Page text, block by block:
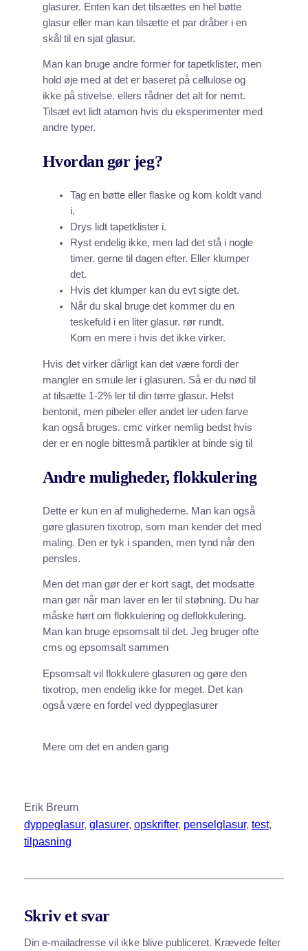
glasurer. Enten kan det tilsættes en hel bøtte
glasur eller man kan tilsætte et par dråber i en
skål til en sjat glasur.
Man kan bruge andre former for tapetklister, men
hold øje med at det er baseret på cellulose og
ikke på stivelse. ellers rådner det alt for nemt.
Tilsæt evt lidt atamon hvis du eksperimenter med
andre typer.
Hvordan gør jeg?
Tag en bøtte eller flaske og kom koldt vand
i.
Drys lidt tapetklister i.
Ryst endelig ikke, men lad det stå i nogle
timer. gerne til dagen efter. Eller klumper
det.
Hvis det klumper kan du evt sigte det.
Når du skal bruge det kommer du en
teskefuld i en liter glasur. rør rundt.
Kom en mere i hvis det ikke virker.
Hvis det virker dårligt kan det være fordi der
mangler en smule ler i glasuren. Så er du nød til
at tilsætte 1-2% ler til din tørre glasur. Helst
bentonit, men pibeler eller andet ler uden farve
kan også bruges. cmc virker nemlig bedst hvis
der er en nogle bittesmå partikler at binde sig til
Andre muligheder, flokkulering
Dette er kun en af mulighederne. Man kan også
gøre glasuren tixotrop, som man kender det med
maling. Den er tyk i spanden, men tynd når den
pensles.
Men det man gør der er kort sagt, det modsatte
man gør når man laver en ler til støbning. Du har
måske hørt om flokkulering og deflokkulering.
Man kan bruge epsomsalt til det. Jeg bruger ofte
cms og epsomsalt sammen
Epsomsalt vil flokkulere glasuren og gøre den
tixotrop, men endelig ikke for meget. Det kan
også være en fordel ved dyppeglasurer
Mere om det en anden gang
Erik Breum
dyppeglasur, glasurer, opskrifter, penselglasur, test
tilpasning
Skriv et svar
Din e-mailadresse vil ikke blive publiceret. Krævede felter